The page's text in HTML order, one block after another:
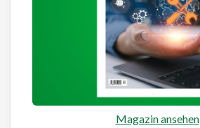
Magazin ansehen